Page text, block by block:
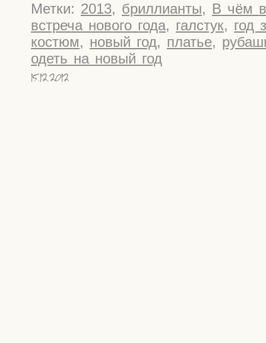
Метки: 2013, бриллианты, В чём
встреча нового года, галстук, год
костюм, новый год, платье,
одеть на новый год
15.12.2012